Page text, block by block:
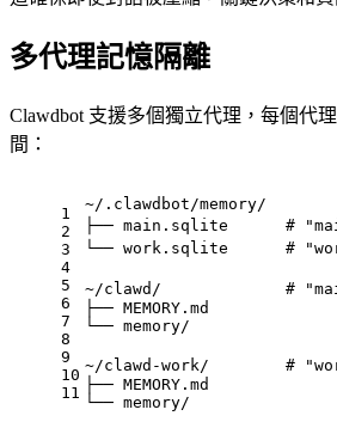
多代理記憶隔離
Clawdbot 支援多個獨立代理，每個代
間：
1
2
3
4
5
6
7
8
9
10
11
~/.clawdbot/memory/
├── main.sqlite      # "main"
└── work.sqlite      # "work"
~/clawd/             # "main"
├── MEMORY.md
└── memory/
~/clawd-work/        #
├── MEMORY.md
└── memory/